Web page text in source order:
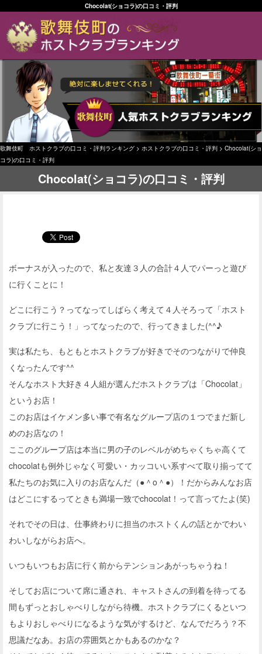
Chocolat(ショコラ)の口コミ・評判
歌舞伎町 ホストクラブの口コミ・評判ランキング > ホストクラブの口コミ・評判 > Chocolat(ショ
コラ)の口コミ・評判
Chocolat(ショコラ)の口コミ・評判
ボーナスが入ったので、私と友達３人の合計４人でパーっと遊び
に行くことに！
どこに行こう？ってなってしばらく考えて４人そろって「ホスト
クラブに行こう！」ってなったので、行ってきました(^^♪
実は私たち、もともとホストクラブが好きでそのつながりで仲良
くなったんです^^
そんなホスト大好き４人組が選んだホストクラブは「Chocolat」
というお店！
このお店はイケメン多い事で有名なグループ店の１つでまだ新し
めのお店なの！
ここのグループ店は本当に男の子のレベルがめちゃくちゃ高くて
chocolatも例外じゃなく可愛い・カッコいい系すべて取り揃ってて
私たちのお気に入りのお店なんだ（●＾o＾●）！だからみんなお店
はどこにするってときも満場一致でchocolat！って言ってたよ(笑)
それでその日は、仕事終わりに担当のホストくんの話とかでわい
わいしながらお店へ。
いつもいつもお店に行く前からテンションあがっちゃうね！
そしてお店について席に通され、キャストさんの到着を待ってる
間もずっとおしゃべりしながら待機。ホストクラブにくるといつ
もよりおしゃべりになるような気がするけど、なんでだろう？不
思議だなあ。お店の雰囲気とかもあるのかな？